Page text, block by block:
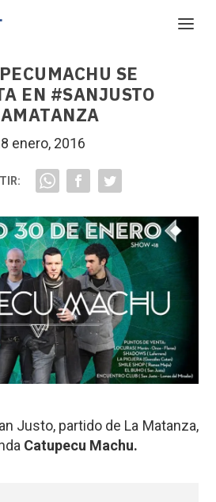
SE
EN #SANJUSTO
enero, 2016
Justo, partido de La Matanza,
Catupecu Machu.